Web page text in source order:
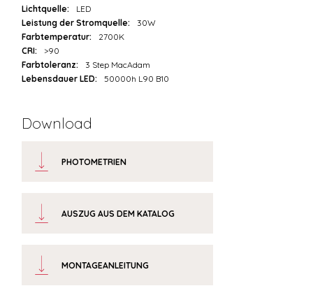
Lichtquelle:
LED
Leistung der Stromquelle:
30W
Farbtemperatur:
2700K
CRI:
>90
Farbtoleranz:
3 Step MacAdam
Lebensdauer LED:
50000h L90 B10
Download
PHOTOMETRIEN
AUSZUG AUS DEM KATALOG
MONTAGEANLEITUNG